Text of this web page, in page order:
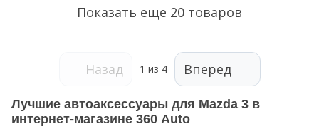
Показать еще 20 товаров
Назад 1 из 4 Вперед
Лучшие автоаксессуары для Mazda 3 в
интернет-магазине 360 Auto